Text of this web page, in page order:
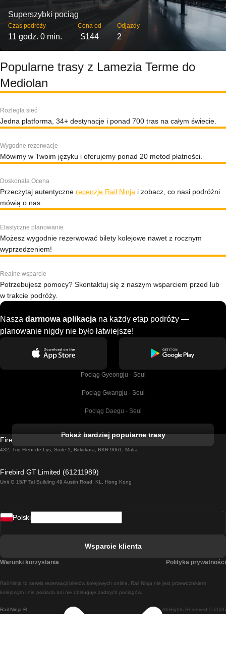
Superszybki pociąg
Czas podróży
11 godz. 0 min.
Cena od
$144
Odjazdy
2
Popularne trasy z Lamezia Terme do
Mediolan
Rozległa sieć
Jedna platforma, 34+ destynacje i ponad 700 tras na całym świecie.
Wygodne rezerwacje
Mówimy w Twoim języku i oferujemy ponad 20 metod płatności.
Doskonała Ocena
Przeczytaj autentyczne recenzje Rail Ninja i zobacz, co nasi podróżni
mówią o nas.
Elastyczne planowanie
Możesz wygodnie rezerwować bilety kolejowe nawet z rocznym
wyprzedzeniem!
Realne wsparcie
Potrzebujesz pomocy? Skontaktuj się z naszym wsparciem przed lub
w trakcie podróży.
Nasza darmowa aplikacja na każdy etap podróży —
planowanie nigdy nie było łatwiejsze!
Pociąg Gyeongju - Seul
Pociąg Gwangju - Seul
Pociąg Daegu - Seul
Pociąg Dublin - Galway
Pociąg Rzym - Neapol
Pociąg Madryt - Lizbona
Pociąg Madryt - Barcelona
Pokaż bardziej popularne trasy
Firebird GT Limited (OC 1451)
432, Triq Fleur de Lys, Suite 1, Birkirkara, BKR 9061, Malta
Firebird GT Limited (61211989)
Unit G 15/F Tal Building 49 Austin Road, KL, Hong Kong
Rail Ninja ® All Rights Reserved © 2026
Rail Ninja to serwis rezerwacji biletów kolejowych online. Rail Ninja nie jest przewoźnikiem
kolejowym i nie posiada ani nie obsługuje żadnych pociągów.
Polski
Wsparcie klienta
Warunki korzystania Polityka prywatności